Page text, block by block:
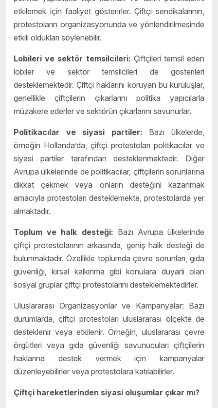
etkilemek için faaliyet gösterirler. Çiftçi sendikalarının,
protestoların organizasyonunda ve yönlendirilmesinde
etkili oldukları söylenebilir.
Lobileri ve sektör temsilcileri: Çiftçileri temsil eden
lobiler ve sektör temsilcileri de gösterileri
desteklemektedir. Çiftçi haklarını koruyan bu kuruluşlar,
genellikle çiftçilerin çıkarlarını politika yapıcılarla
müzakere ederler ve sektörün çıkarlarını savunurlar.
Politikacılar ve siyasi partiler: Bazı ülkelerde,
örneğin Hollanda’da, çiftçi protestoları politikacılar ve
siyasi partiler tarafından desteklenmektedir. Diğer
Avrupa ülkelerinde de politikacılar, çiftçilerin sorunlarına
dikkat çekmek veya onların desteğini kazanmak
amacıyla protestoları desteklemekte, protestolarda yer
almaktadır.
Toplum ve halk desteği: Bazı Avrupa ülkelerinde
çiftçi protestolarının arkasında, geniş halk desteği de
bulunmaktadır. Özellikle toplumda çevre sorunları, gıda
güvenliği, kırsal kalkınma gibi konulara duyarlı olan
sosyal gruplar çiftçi protestolarını desteklemektedirler.
Uluslararası Organizasyonlar ve Kampanyalar: Bazı
durumlarda, çiftçi protestoları uluslararası ölçekte de
desteklenir veya etkilenir. Örneğin, uluslararası çevre
örgütleri veya gıda güvenliği savunucuları çiftçilerin
haklarına destek vermek için kampanyalar
düzenleyebilirler veya protestolara katılabilirler.
Çiftçi hareketlerinden siyasi oluşumlar çıkar mı?